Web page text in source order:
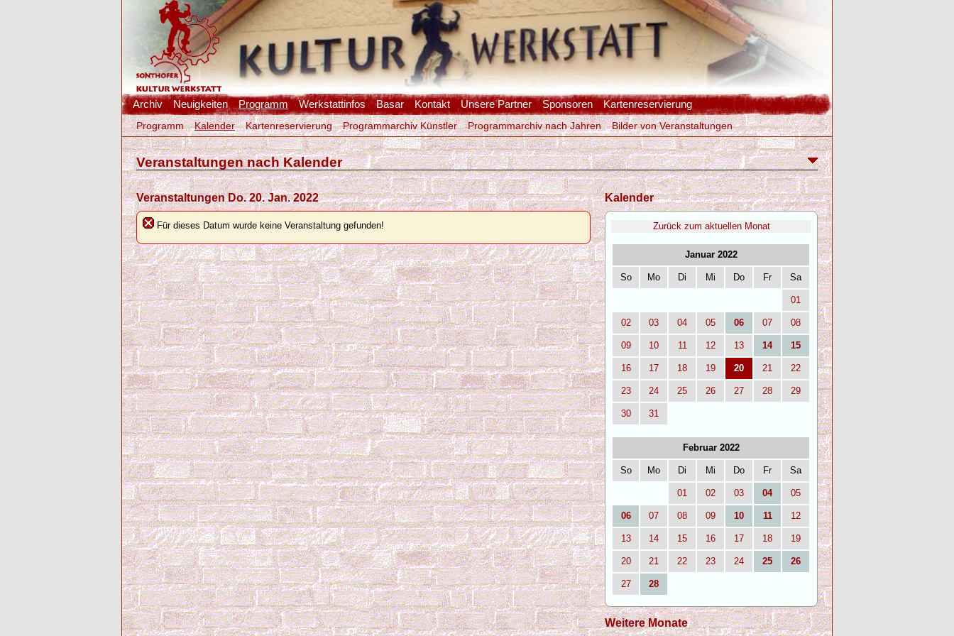
Archiv Neuigkeiten Programm Werkstattinfos Basar Kontakt Unsere Partner Sponsoren Kartenreservierung
Programm Kalender Kartenreservierung Programmarchiv Künstler Programmarchiv nach Jahren Bilder von Veranstaltungen
Veranstaltungen nach Kalender
Veranstaltungen Do. 20. Jan. 2022
Für dieses Datum wurde keine Veranstaltung gefunden!
Kalender
Zurück zum aktuellen Monat
Januar 2022
So Mo Di Mi Do Fr Sa
01
02 03 04 05 06 07 08
09 10 11 12 13 14 15
16 17 18 19 20 21 22
23 24 25 26 27 28 29
30 31
Februar 2022
So Mo Di Mi Do Fr Sa
01 02 03 04 05
06 07 08 09 10 11 12
13 14 15 16 17 18 19
20 21 22 23 24 25 26
27 28
Weitere Monate